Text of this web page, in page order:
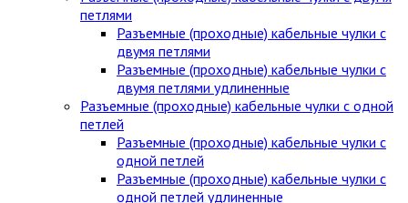
петлями
Разъемные (проходные) кабельные чулки с
двумя петлями
Разъемные (проходные) кабельные чулки с
двумя петлями удлиненные
Разъемные (проходные) кабельные чулки с одной
петлей
Разъемные (проходные) кабельные чулки с
одной петлей
Разъемные (проходные) кабельные чулки с
одной петлей удлиненные